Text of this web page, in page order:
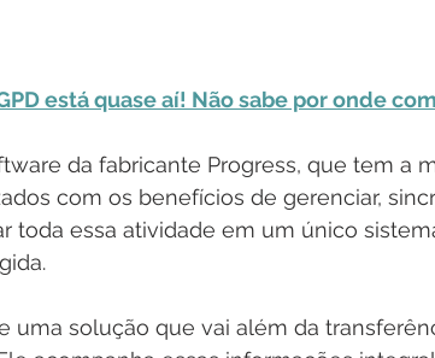
está quase aí! Não sabe por onde
da fabricante Progress, que tem a
com os benefícios de gerenciar,
toda essa atividade em um único
uma solução que vai além da